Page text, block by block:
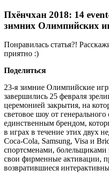
Пхёнчхан 2018: 14
зимних Олимпийских
Понравилась статья?!
приятно :)
Поделиться
23-я зимние Олимпийские
завершились 25 февраля
церемонией закрытия, на
световое шоу от
единственным брендом,
в играх в течение этих двух
Coca-Cola, Samsung, Visa и
спортсменами,
свои фирменные активации,
возвратившиеся